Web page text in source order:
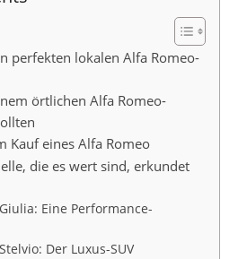
perfekten lokalen Alfa Romeo-
örtlichen Alfa Romeo-
Kauf eines Alfa Romeo
die es wert sind, erkundet
Eine Performance-
Der Luxus-SUV